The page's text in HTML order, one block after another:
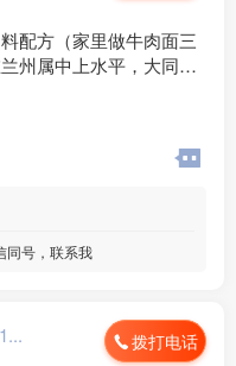
配方（家里做牛肉面三
州属中上水平，大同小
肉方法，炸辣椒油方
条，臊子面，凉面也可
同号，联系我
拨打电话